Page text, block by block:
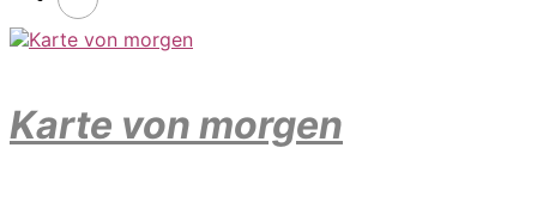
Karte von morgen